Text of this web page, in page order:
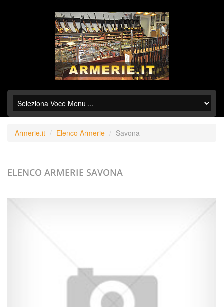
Armerie.it Elenco Armerie Savona
ELENCO ARMERIE SAVONA